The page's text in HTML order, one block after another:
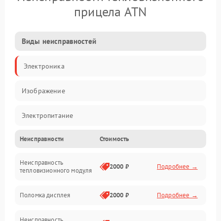
прицела ATN
Виды неисправностей
Электроника
Изображение
Электропитание
Измерения
Матрица
Неисправности Стоимость
Неисправность
тепловизионного модуля
2000 ₽ Подробнее →
Поломка дисплея 2000 ₽ Подробнее →